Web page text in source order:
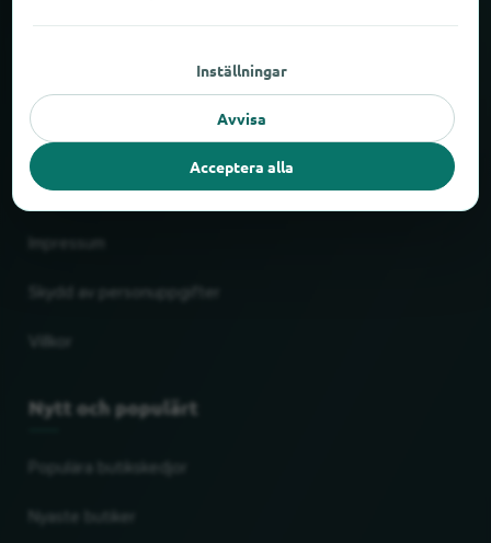
Partner
Juridiskt
Nytt och populärt
Inställningar
Avvisa
Acceptera alla